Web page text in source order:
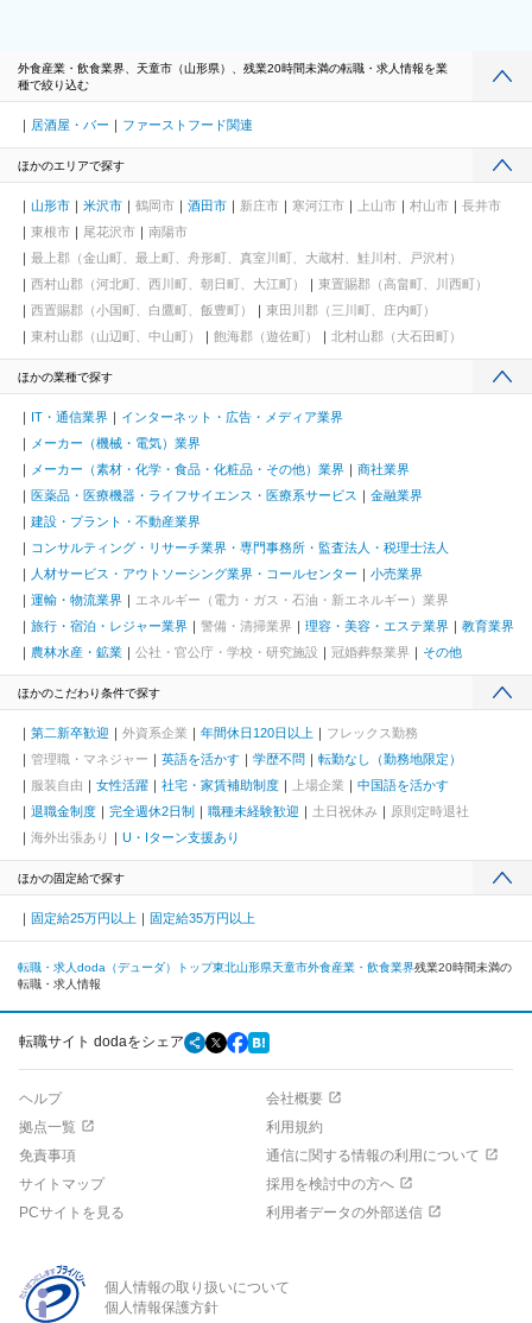
門ヒルズ駅、末広町駅(東京都)、東京駅、水天宮前駅、東京国際ク
ルーズターミナル駅、飯田橋駅、新御茶ノ水駅、国会議事堂前
駅、井野駅(千葉県)、大神宮下駅、日比谷駅、馬喰町駅、都電雑司
外食産業・飲食業界、天童市（山形県）、残業20時間未満の転職・求人情報を業
種で絞り込む
居酒屋・バー ファーストフード関連
ほかのエリアで探す
山形市 米沢市 鶴岡市 酒田市 新庄市 寒河江市 上山市 村山市
長井市
東根市
尾花沢市
南陽市
最上郡（金山町、最上町、舟形町、真室川町、大蔵村、鮭川村、戸沢村）
西村山郡（河北町、西川町、朝日町、大江町）
東置賜郡（高畠町、川西町）
西置賜郡（小国町、白鷹町、飯豊町）
東田川郡（三川町、庄内町）
東村山郡（山辺町、中山町）
飽海郡（遊佐町） 北村山郡（大石田町）
ほかの業種で探す
IT・通信業界
インターネット・広告・メディア業界
メーカー（機械・電気）業界
メーカー（素材・化学・食品・化粧品・その他）業界
商社業界
医薬品・医療機器・ライフサイエンス・医療系サービス
金融業界
建設・プラント・不動産業界
コンサルティング・リサーチ業界・専門事務所・監査法人・税理士法人
人材サービス・アウトソーシング業界・コールセンター
小売業界
運輸・物流業界
エネルギー（電力・ガス・石油・新エネルギー）業界
旅行・宿泊・レジャー業界
警備・清掃業界 理容・美容・エステ業界
教育業界
農林水産・鉱業
公社・官公庁・学校・研究施設 冠婚葬祭業界 その他
ほかのこだわり条件で探す
第二新卒歓迎 外資系企業 年間休日120日以上
フレックス勤務
管理職・マネジャー
英語を活かす 学歴不問
転勤なし（勤務地限定）
服装自由
女性活躍 社宅・家賃補助制度 上場企業
中国語を活かす
退職金制度
完全週休2日制 職種未経験歓迎 土日祝休み
原則定時退社
海外出張あり
U・Iターン支援あり
ほかの固定給で探す
固定給25万円以上 固定給35万円以上
転職・求人doda（デューダ）トップ東北山形県天童市外食産業・飲食業界残業20時間未満の
転職・求人情報
転職サイト dodaをシェア
ヘルプ
会社概要
拠点一覧
利用規約
免責事項
通信に関する情報の利用について
サイトマップ
採用を検討中の方へ
PCサイトを見る
利用者データの外部送信
個人情報の取り扱いについて
個人情報保護方針